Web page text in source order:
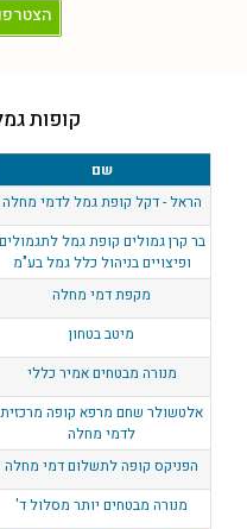
קופות
שם
הראל - דקל קופת גמל לדמי מחלה
בר קרן גמולים קופת גמל לתגמולים
ופיצויים בניהול כלל גמל בע"מ
מקפת דמי מחלה
מיטב בטחון
מנורה מבטחים אמיר כללי
אלטשולר שחם מרפא קופה מרכזית
לדמי מחלה
הפניקס קופה לתשלום דמי מחלה
מנורה מבטחים יותר מסלול ד'